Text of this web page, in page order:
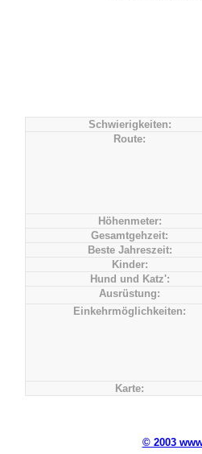
Schwierigkeiten:
Route:
Höhenmeter:
Gesamtgehzeit:
Beste Jahreszeit:
Kinder:
Hund und Katz':
Ausrüstung:
Einkehrmöglichkeiten:
Karte:
© 2003